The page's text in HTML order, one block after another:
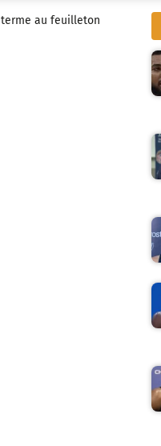
terme au feuilleton